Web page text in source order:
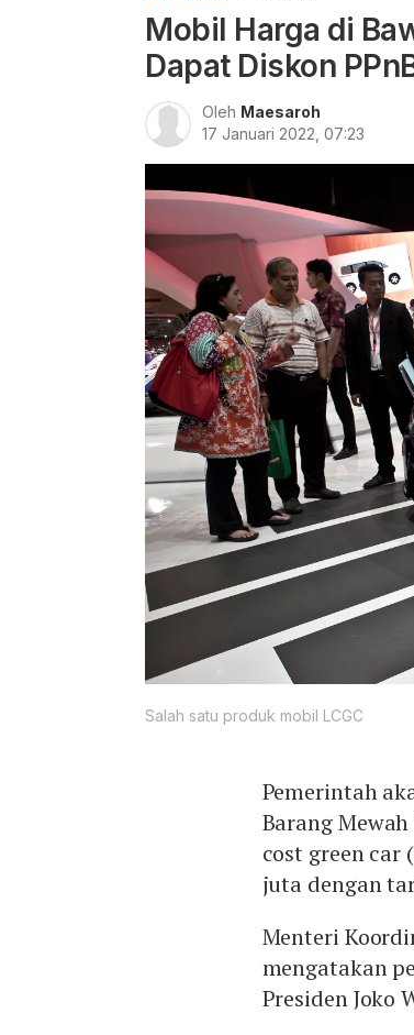
Mobil Harga di
Dapat Diskon
Oleh Maesaroh
17 Januari 2022, 07:23
Salah satu produk mobil LCGC
Pemerintah
Barang Mewah
cost green car
juta dengan
Menteri
mengatakan
Presiden Joko